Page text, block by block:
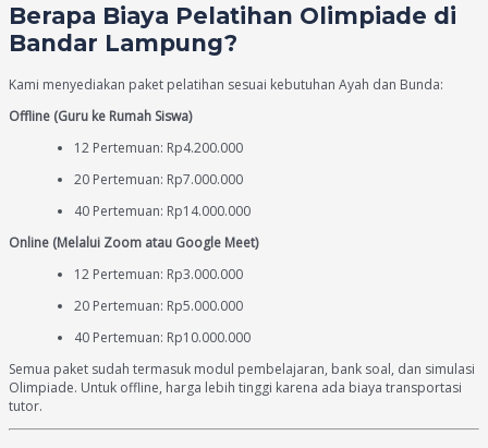
Berapa Biaya Pelatihan Olimpiade di
Bandar Lampung?
Kami menyediakan paket pelatihan sesuai kebutuhan Ayah dan Bunda:
Offline (Guru ke Rumah Siswa)
12 Pertemuan: Rp4.200.000
20 Pertemuan: Rp7.000.000
40 Pertemuan: Rp14.000.000
Online (Melalui Zoom atau Google Meet)
12 Pertemuan: Rp3.000.000
20 Pertemuan: Rp5.000.000
40 Pertemuan: Rp10.000.000
Semua paket sudah termasuk modul pembelajaran, bank soal, dan simulasi
Olimpiade. Untuk offline, harga lebih tinggi karena ada biaya transportasi
tutor.